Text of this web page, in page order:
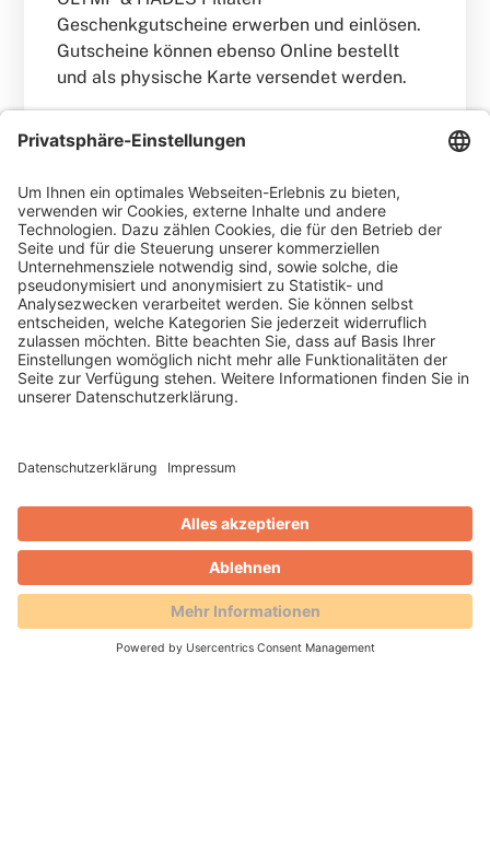
Geschenkgutscheine erwerben und einlösen.
Gutscheine können ebenso Online bestellt
und als physische Karte versendet werden.
WEITERLESEN
Blog Horst Kempf
AVS und Retail Match starten
neues Centergutschein-System